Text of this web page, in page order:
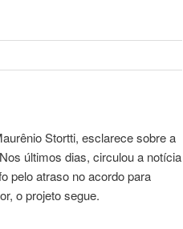
Stortti, esclarece sobre a
últimos dias, circulou a notícia
pelo atraso no acordo para
o projeto segue.